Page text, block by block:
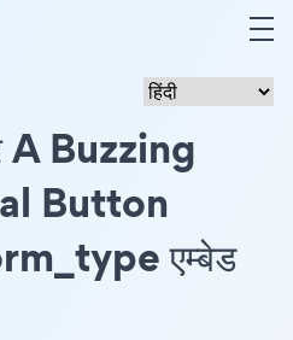
A Buzzing
Button
एम्बेड